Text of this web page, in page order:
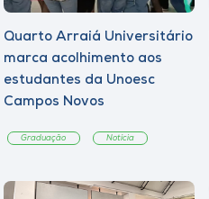
Quarto Arraiá Universitário
marca acolhimento aos
estudantes da Unoesc
Campos Novos
Graduação Notícia